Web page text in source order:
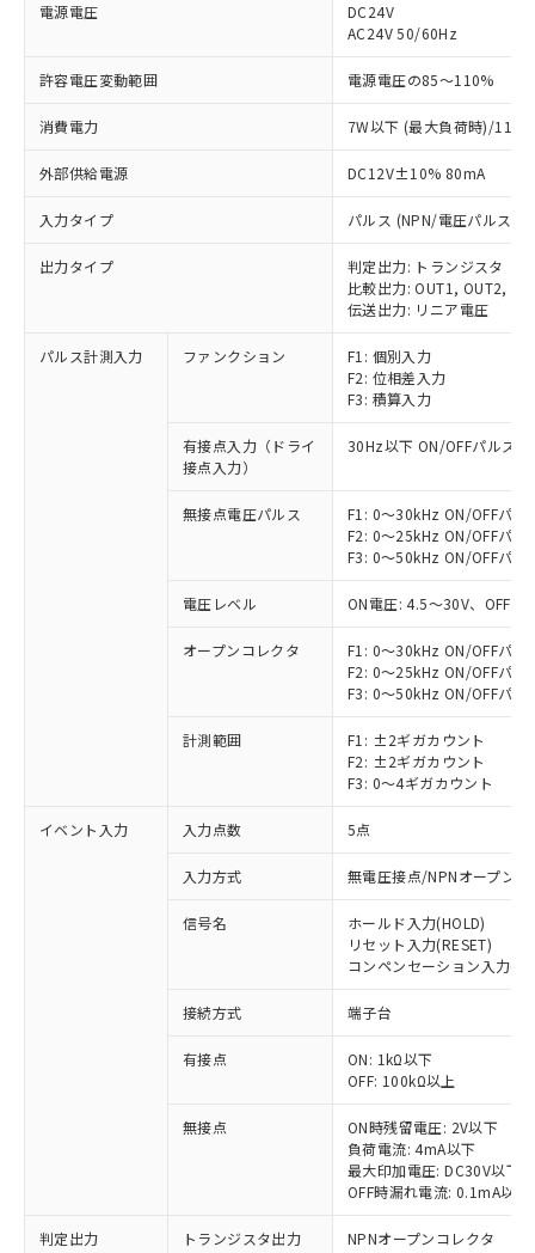
電源電圧
DC24V
AC24V 50/60Hz
許容電圧変動範囲 電源電圧の85～110%
消費電力 7W以下 (最大負荷時)/
外部供給電源 DC12V±10% 80mA
入力タイプ パルス (NPN/電圧パルス)
出力タイプ
判定出力: トランジスタ
比較出力: OUT1, OUT2,
伝送出力: リニア電圧
パルス計測入力 ファンクション
F1: 個別入力
F2: 位相差入力
F3: 積算入力
有接点入力（ドライ
接点入力）
30Hz以下 ON/OFFパルス
無接点電圧パルス
F1: 0～30kHz ON/OFFパル
F2: 0～25kHz ON/OFFパル
F3: 0～50kHz ON/OFFパル
電圧レベル ON電圧: 4.5～30V、OFF
オープンコレクタ
F1: 0～30kHz ON/OFFパル
F2: 0～25kHz ON/OFFパル
F3: 0～50kHz ON/OFFパル
計測範囲
F1: ±2ギガカウント
F2: ±2ギガカウント
F3: 0～4ギガカウント
イベント入力 入力点数 5点
入力方式 無電圧接点/NPNオープンコ
信号名
ホールド入力(HOLD)
リセット入力(RESET)
コンペンセーション入力
接続方式 端子台
有接点
ON: 1kΩ以下
OFF: 100kΩ以上
無接点
ON時残留電圧: 2V以下
負荷電流: 4mA以下
最大印加電圧: DC30V以下
OFF時漏れ電流: 0.1mA以下
判定出力 トランジスタ出力
NPNオープンコレクタ
以下の条件をお読みいただき、同意のうえ
※1 対応状況
対応済み：EU RoHS指令（10物質）の
非含有に対応した製品が提供可能な商品で
対応予定：EU RoHS指令（10物質）の非含
有に対応した製品に切り替える予定のある
対応予定なし：EU RoHS指令（10物質）の